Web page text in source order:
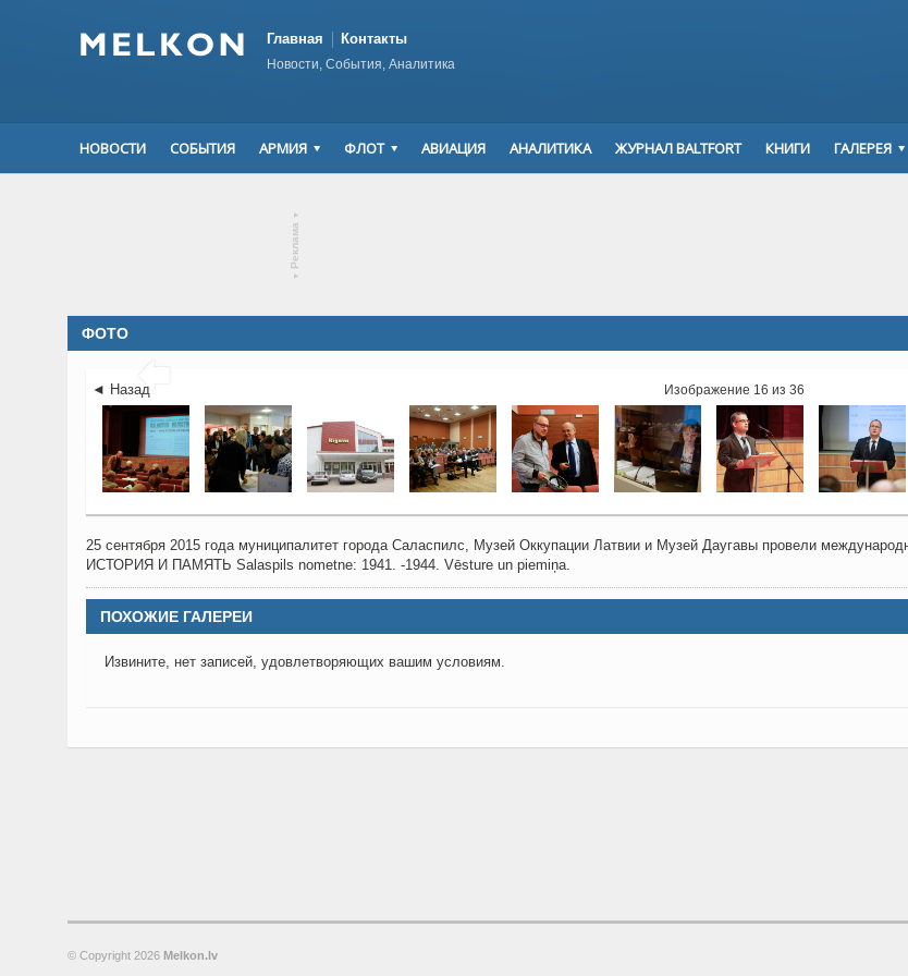
Главная Контакты
Новости, События, Аналитика
НОВОСТИ СОБЫТИЯ АРМИЯ ФЛОТ АВИАЦИЯ АНАЛИТИКА ЖУРНАЛ BALTFORT КНИГИ ГАЛЕРЕЯ
▾
Реклама
▾
ФОТО

◄ Назад Изображение 16 из 36
25 сентября 2015 года муниципалитет города Саласпилс, Музей Оккупации Латвии и Музей Даугавы провели
ИСТОРИЯ И ПАМЯТЬ Salaspils nometne: 1941. -1944. Vēsture un piemiņa.
ПОХОЖИЕ ГАЛЕРЕИ
Извините, нет записей, удовлетворяющих вашим условиям.
© Copyright 2026 Melkon.lv